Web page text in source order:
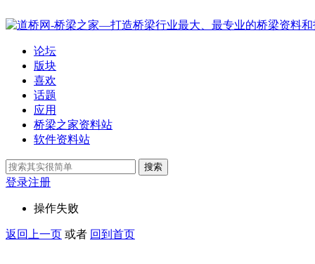
论坛
版块
喜欢
话题
应用
桥梁之家资料站
软件资料站
搜索
登录注册
操作失败
返回上一页 或者 回到首页